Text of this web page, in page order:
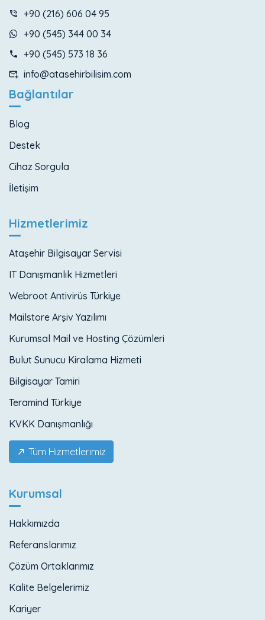
+90 (216) 606 04 95
+90 (545) 344 00 34
+90 (545) 573 18 36
info@atasehirbilisim.com
Bağlantılar
Blog
Destek
Cihaz Sorgula
İletişim
Hizmetlerimiz
Ataşehir Bilgisayar Servisi
IT Danışmanlık Hizmetleri
Webroot Antivirüs Türkiye
Mailstore Arşiv Yazılımı
Kurumsal Mail ve Hosting Çözümleri
Bulut Sunucu Kiralama Hizmeti
Bilgisayar Tamiri
Teramind Türkiye
KVKK Danışmanlığı
Tüm Hizmetlerimiz
Kurumsal
Hakkımızda
Referanslarımız
Çözüm Ortaklarımız
Kalite Belgelerimiz
Kariyer